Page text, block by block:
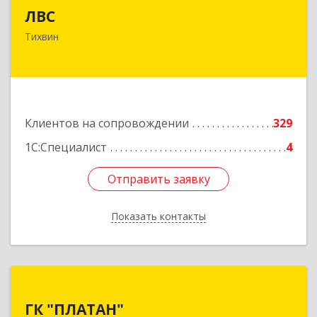
ЛВС
Тихвин
Клиентов на сопровождении
329
1С:Специалист
4
Отправить заявку
Показать контакты
Отправить заявку
Назад
ГК "ПЛАТАН"